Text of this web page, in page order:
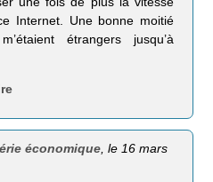
Internet. Une bonne moitié
étrangers jusqu’à
économique, le 16 mars